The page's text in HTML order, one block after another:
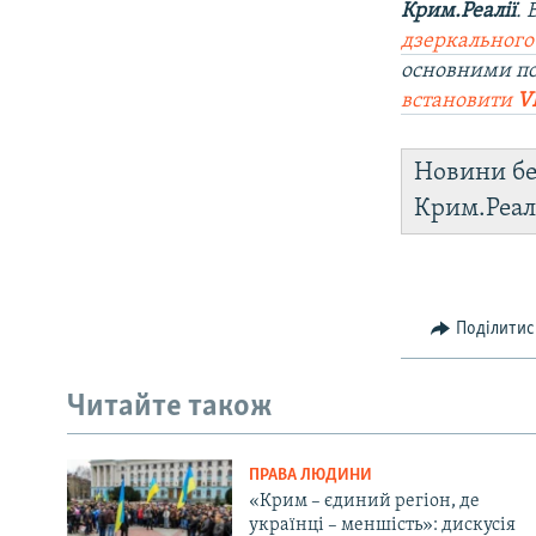
Крим.Реалії.
основними
встановити
Новини
Читайте також
ПРАВА ЛЮДИНИ
«Крим – єдиний регіон, де
українці – меншість»: дискусія